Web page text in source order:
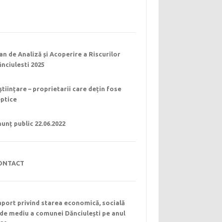
de Analiză și Acoperire a Riscurilor
2025
– proprietarii care dețin fose
public 22.06.2022
privind starea economică, socială
mediu a comunei Dănciulești pe anul